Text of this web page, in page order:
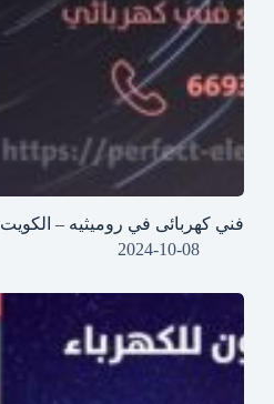
فني كهربائى في روميثيه – الكويت
2024-10-08